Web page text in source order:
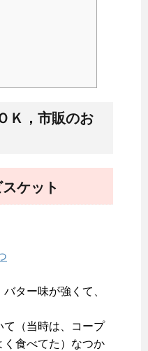
Ｋ，市販のお
ケット
ター味が強くて、
て（当時は、コープ
く食べてた）なつか